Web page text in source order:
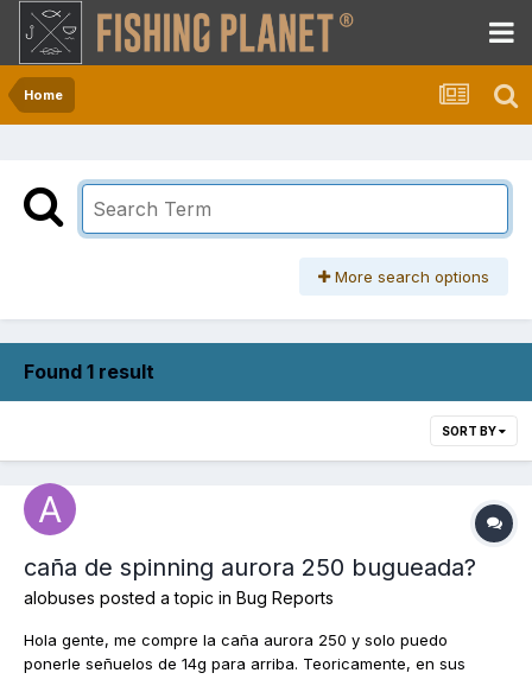
Home
More search options
Found 1 result
SORT BY
caña de spinning aurora 250 bugueada?
alobuses posted a topic in Bug Reports
Hola gente, me compre la caña aurora 250 y solo puedo
ponerle señuelos de 14g para arriba. Teoricamente, en sus